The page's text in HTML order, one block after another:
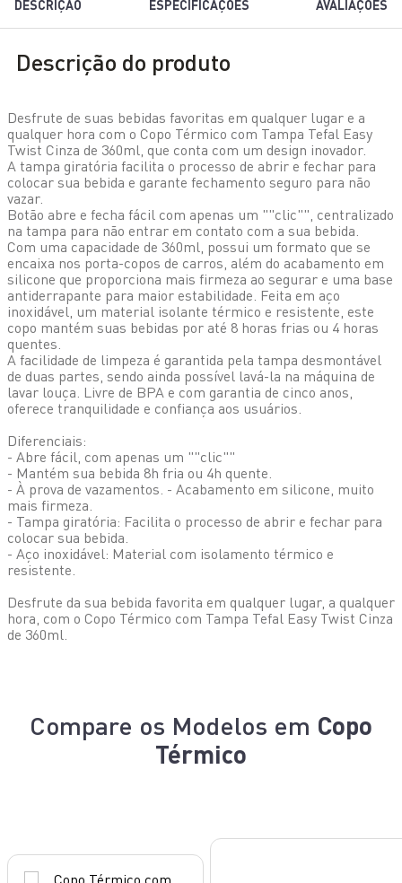
DESCRIÇÃO ESPECIFICAÇÕES AVALIAÇÕES
Descrição do produto
Desfrute de suas bebidas favoritas em qualquer lugar e a
qualquer hora com o Copo Térmico com Tampa Tefal Easy
Twist Cinza de 360ml, que conta com um design inovador.
A tampa giratória facilita o processo de abrir e fechar para
colocar sua bebida e garante fechamento seguro para não
vazar.
Botão abre e fecha fácil com apenas um ""clic"", centralizado
na tampa para não entrar em contato com a sua bebida.
Com uma capacidade de 360ml, possui um formato que se
encaixa nos porta-copos de carros, além do acabamento em
silicone que proporciona mais firmeza ao segurar e uma base
antiderrapante para maior estabilidade. Feita em aço
inoxidável, um material isolante térmico e resistente, este
copo mantém suas bebidas por até 8 horas frias ou 4 horas
quentes.
A facilidade de limpeza é garantida pela tampa desmontável
de duas partes, sendo ainda possível lavá-la na máquina de
lavar louça. Livre de BPA e com garantia de cinco anos,
oferece tranquilidade e confiança aos usuários.
Diferenciais:
- Abre fácil, com apenas um ""clic""
- Mantém sua bebida 8h fria ou 4h quente.
- À prova de vazamentos. - Acabamento em silicone, muito
mais firmeza.
- Tampa giratória: Facilita o processo de abrir e fechar para
colocar sua bebida.
- Aço inoxidável: Material com isolamento térmico e
resistente.
Desfrute da sua bebida favorita em qualquer lugar, a qualquer
hora, com o Copo Térmico com Tampa Tefal Easy Twist Cinza
de 360ml.
Compare os Modelos em Copo
Térmico